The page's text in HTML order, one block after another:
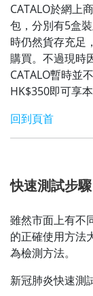
CATALO於網上
包，分別有5盒
時仍然貨存充足
購買。不過現時
CATALO暫時並
HK$350即可享
回到頁首
快速測試步驟
雖然市面上有不
的正確使用方法
為檢測方法。
新冠肺炎快速測